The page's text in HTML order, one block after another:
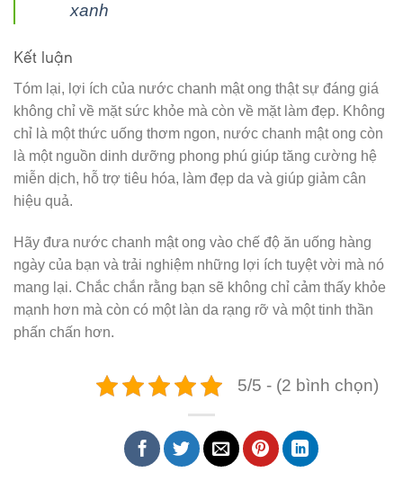
xanh
Kết luận
Tóm lại, lợi ích của nước chanh mật ong thật sự đáng giá
không chỉ về mặt sức khỏe mà còn về mặt làm đẹp. Không
chỉ là một thức uống thơm ngon, nước chanh mật ong còn
là một nguồn dinh dưỡng phong phú giúp tăng cường hệ
miễn dịch, hỗ trợ tiêu hóa, làm đẹp da và giúp giảm cân
hiệu quả.
Hãy đưa nước chanh mật ong vào chế độ ăn uống hàng
ngày của bạn và trải nghiệm những lợi ích tuyệt vời mà nó
mang lại. Chắc chắn rằng bạn sẽ không chỉ cảm thấy khỏe
mạnh hơn mà còn có một làn da rạng rỡ và một tinh thần
phấn chấn hơn.
5/5 - (2 bình chọn)